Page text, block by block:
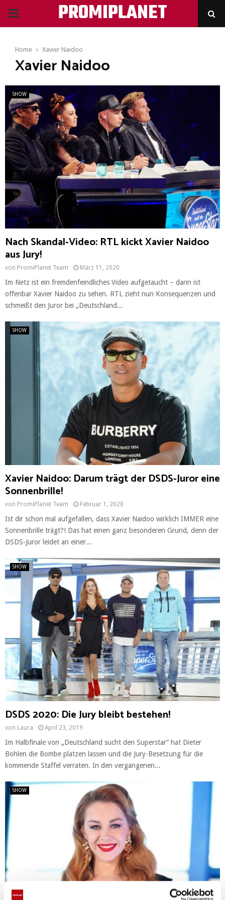
PRIMARY
PROMIPLANET
Home Xavier Naidoo
Xavier Naidoo
SHOW
Nach Skandal-Video: RTL kickt Xavier Naidoo
aus Jury!
von PromiPlanet Team März 11, 2020
Im Netz ist ein fremdenfeindliches Video aufgetaucht – darin ist
offenbar Xavier Naidoo zu sehen. RTL zieht nun Konsequenzen und
schmeißt den Juror bei „Deutschland...
SHOW
Xavier Naidoo: Darum trägt der DSDS-Juror eine
Sonnenbrille!
von PromiPlanet Team Februar 1, 2020
Ist dir schon mal aufgefallen, dass Xavier Naidoo wirklich IMMER eine
Sonnenbrille trägt?! Das hat einen ganz besonderen Grund, denn der
DSDS-Juror leidet an einer...
SHOW
DSDS 2020: Die Jury bleibt bestehen!
von Laura April 23, 2019
Im Halbfinale von „Deutschland sucht den Superstar“ hat Dieter
Bohlen die Bombe platzen lassen und die Jury-Besetzung für die
kommende Staffel verraten. In den vergangenen...
SHOW